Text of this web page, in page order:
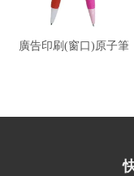
廣告印刷(窗口)原子筆